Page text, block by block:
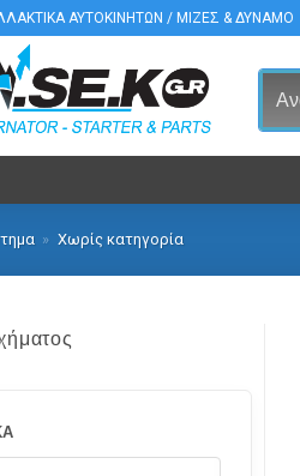
ΑΥΤΟΚΙΝΗΤΩΝ / ΜΙΖΕΣ & ΔΥΝΑΜΟ
» Χωρίς κατηγορία